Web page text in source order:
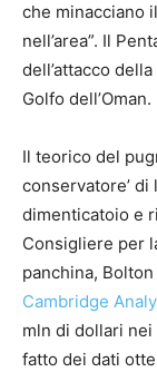
che minacciano
nell’area”. Il
dell’attacco
Golfo dell’Oman.
Il teorico del
conservatore’ di
dimenticatoio e
Consigliere per
panchina,
Cambridge
mln di dollari
fatto dei dati